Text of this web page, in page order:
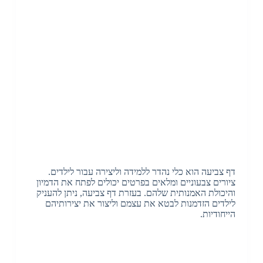
דף צביעה הוא כלי נהדר ללמידה וליצירה עבור לילדים.
ציורים צבעוניים ומלאים בפרטים יכולים לפתח את הדמיון
והיכולת האמנותית שלהם. בעזרת דף צביעה, ניתן להעניק
לילדים הזדמנות לבטא את עצמם וליצור את יצירותיהם
הייחודיות.